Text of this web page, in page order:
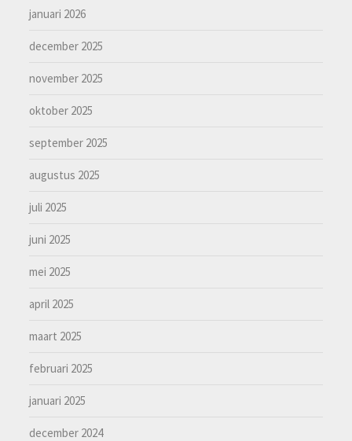
januari 2026
december 2025
november 2025
oktober 2025
september 2025
augustus 2025
juli 2025
juni 2025
mei 2025
april 2025
maart 2025
februari 2025
januari 2025
december 2024